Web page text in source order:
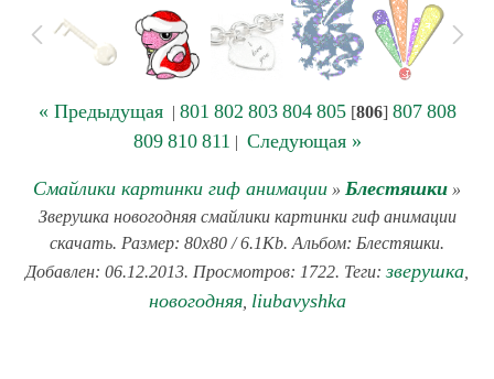
« Предыдущая| 801 802 803 804 805[806] 807 808
809 810 811 | Следующая »
Смайлики картинки гиф анимации » Блестяшки »
Зверушка новогодняя смайлики картинки гиф анимации
скачать. Размер: 80x80 / 6.1Kb. Альбом: Блестяшки.
Добавлен: 06.12.2013. Просмотров: 1722. Теги:зверушка
новогодняя, liubavyshka